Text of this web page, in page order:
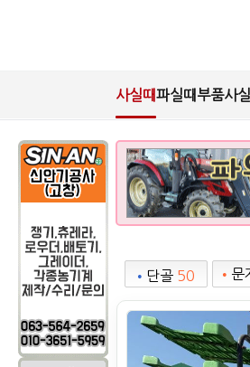
사실때파실때 부품사
• 단골 50 • 문